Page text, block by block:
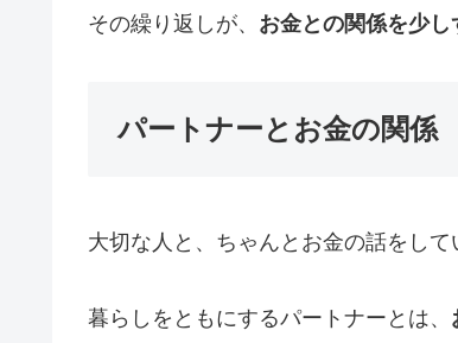
その繰り返しが、 お金との関係を少
パートナーとお金の関係
大切な人と、ちゃんとお金の話をして
暮らしをともにするパートナーとは、